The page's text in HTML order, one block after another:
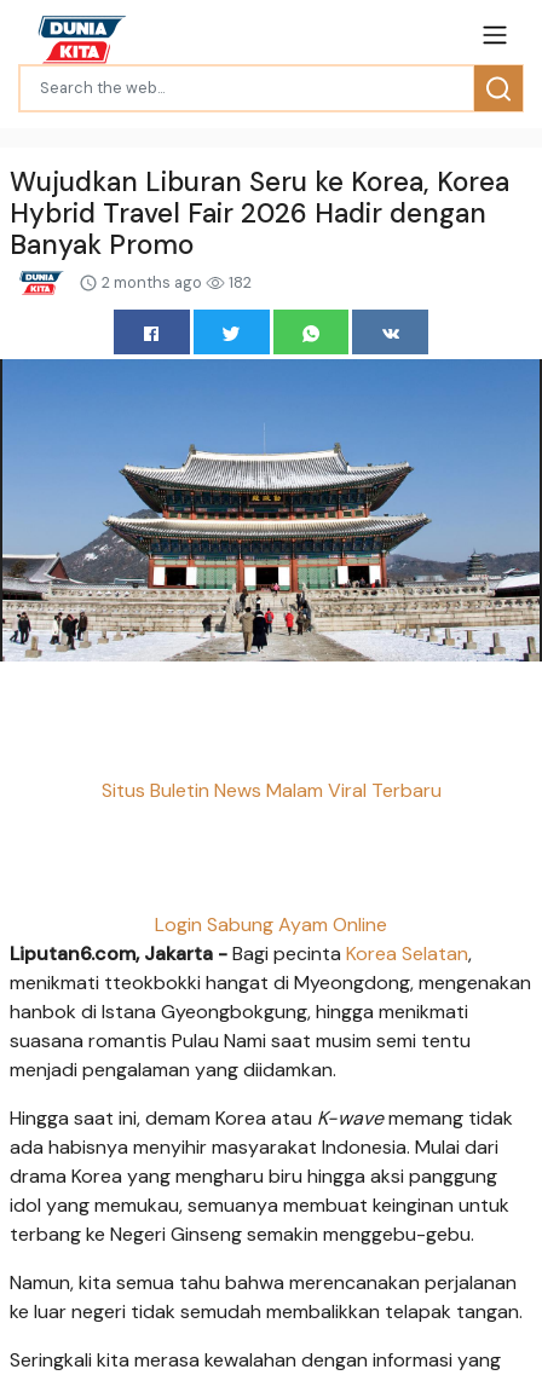
Wujudkan Liburan Seru ke Korea, Korea
Hybrid Travel Fair 2026 Hadir dengan
Banyak Promo
2 months ago 182
Situs Buletin News Malam Viral Terbaru
Login Sabung Ayam Online
Liputan6.com, Jakarta -Bagi pecinta Korea Selatan,
menikmati tteokbokki hangat di Myeongdong, mengenakan
hanbok di Istana Gyeongbokgung, hingga menikmati
suasana romantis Pulau Nami saat musim semi tentu
menjadi pengalaman yang diidamkan.
Hingga saat ini, demam Korea atau K-wavememang tidak
ada habisnya menyihir masyarakat Indonesia. Mulai dari
drama Korea yang mengharu biru hingga aksi panggung
idol yang memukau, semuanya membuat keinginan untuk
terbang ke Negeri Ginseng semakin menggebu-gebu.
Namun, kita semua tahu bahwa merencanakan perjalanan
ke luar negeri tidak semudah membalikkan telapak tangan.
Seringkali kita merasa kewalahan dengan informasi yang